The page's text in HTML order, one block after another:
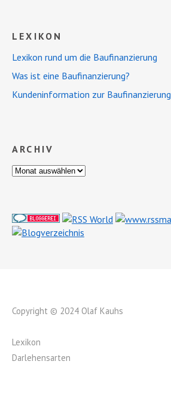
LEXIKON
Lexikon rund um die Baufinanzierung
Was ist eine Baufinanzierung?
Kundeninformation zur Baufinanzierung
ARCHIV
Copyright © 2024 Olaf Kauhs
Lexikon
Darlehensarten